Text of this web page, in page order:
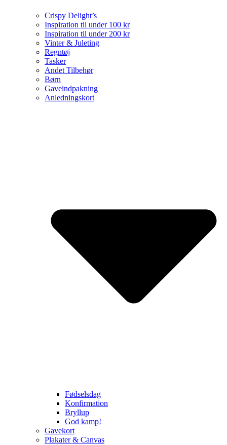
Crispy Delight’s
Inspiration til under 100 kr
Inspiration til under 200 kr
Vinter & Juleting
Regntøj
Tasker
Andet Tilbehør
Børn
Gaveindpakning
Anledningskort
Fødselsdag
Konfirmation
Bryllup
God kamp!
Gavekort
Plakater & Canvas